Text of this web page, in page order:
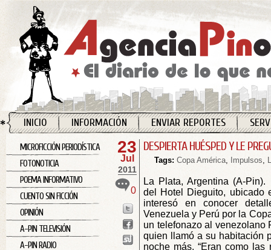
INICIO INFORMACIÓN ENVIAR REPORTES
MICROFICCIÓN PERIODÍSTICA
FOTONOTICIA
POEMA INFORMATIVO
CUENTO SIN FICCIÓN
OPINIÓN
A-PIN TELEVISIÓN
A-PIN RADIO
23
Jul
2011
0
DESPIERTA HUÉSPED Y LE
Tags: Copa América, Impulsos,
La Plata, Argentina (A-
del Hotel Dieguito, ubicado
interesó en conocer
Venezuela y Perú por la
un telefonazo al venezolano
quien llamó a su habitación
noche más. “Eran como